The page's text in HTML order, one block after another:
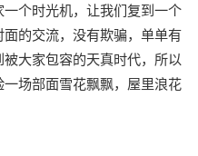
个时光机，让我们复到一个
的交流，没有欺骗，单单有
大家包容的天真时代，所以
场​​部面雪花飘飘，屋里浪花